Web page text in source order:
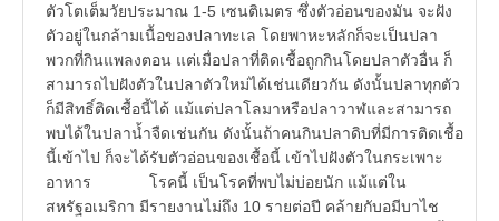
ตัวโตเต็มวัยประมาณ 1-5 เซนติเมตร ซึ่งตัวอ่อนของมัน จะฝัง
ตัวอยู่ในกล้ามเนื้อของปลาทะเล โดยพาหะหลักก็จะเป็นปลา
พวกที่กินแพลงตอน แต่เมื่อปลาที่ติดเชื้อถูกกินโดยปลาตัวอื่น ก็
สามารถไปฝังตัวในปลาตัวใหม่ได้เช่นเดียวกัน ดังนั้นปลาทุกตัว
ก็มีสิทธิ์ติดเชื้อนี้ได้ แม้แต่ปลาโลมาหรือปลาวาฬและสามารถ
พบได้ในปลาน้ำจืดเช่นกัน ดังนั้นถ้าคนกินปลาดิบที่มีการติดเชื้อ
นี้เข้าไป ก็จะได้รับตัวอ่อนของเชื้อนี้ เข้าไปฝังตัวในกระเพาะ
อาหาร โรคนี้ เป็นโรคที่พบไม่บ่อยนัก แม้แต่ใน
สหรัฐอเมริกา มีรายงานไม่ถึง 10 รายต่อปี คล้ายกับอมีบาไช